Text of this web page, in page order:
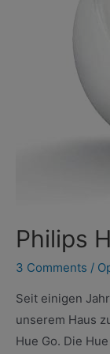
Philips
3 Comments /
Seit einigen
unserem Haus
Hue Go. Die